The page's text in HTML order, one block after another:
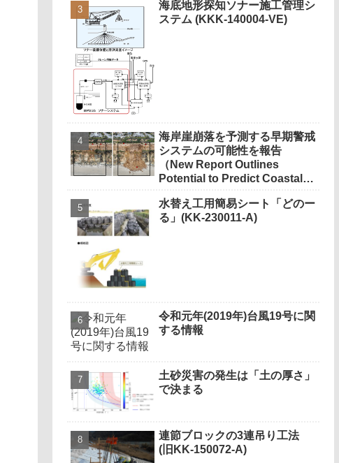
海底地形探知ソナー施工管理シ
ステム (KKK-140004-VE)
海岸崖崩落を予測する早期警戒
システムの可能性を報告
（New Report Outlines
Potential to Predict Coastal
水替え工用簡易シート「どのー
る」(KK-230011-A)
令和元年(2019年)台風19号に関
する情報
土砂災害の発生は「土の厚さ」
で決まる
連節ブロックの3連吊り工法
(旧KK-150072-A)